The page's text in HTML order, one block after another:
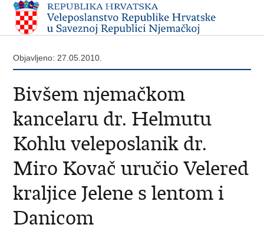
Objavljeno: 27.05.2010.
Bivšem njemačkom
kancelaru dr. Helmutu
Kohlu veleposlanik dr.
Miro Kovač uručio Velered
kraljice Jelene s lentom i
Danicom